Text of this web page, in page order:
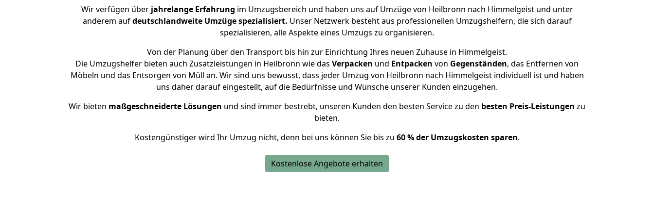
Wir verfügen überjahrelange Erfahrung im Umzugsbereich und haben uns auf Umzüge von Heilbronn nach Himmelgeist und unter
anderem aufdeutschlandweite Umzüge spezialisiert. Unser Netzwerk besteht aus professionellen Umzugshelfern, die sich darauf
spezialisieren, alle Aspekte eines Umzugs zu organisieren.
Von der Planung über den Transport bis hin zur Einrichtung Ihres neuen Zuhause in Himmelgeist.
Die Umzugshelfer bieten auch Zusatzleistungen in Heilbronn wie das Verpacken und Entpacken von Gegenständen, das Entfernen von
Möbeln und das Entsorgen von Müll an. Wir sind uns bewusst, dass jeder Umzug von Heilbronn nach Himmelgeist individuell ist und haben
uns daher darauf eingestellt, auf die Bedürfnisse und Wünsche unserer Kunden einzugehen.
Wir bieten maßgeschneiderte Lösungen und sind immer bestrebt, unseren Kunden den besten Service zu den besten Preis-Leistungen zu
bieten.
Kostengünstiger wird Ihr Umzug nicht, denn bei uns können Sie bis zu 60 % der Umzugskosten sparen.
Kostenlose Angebote erhalten